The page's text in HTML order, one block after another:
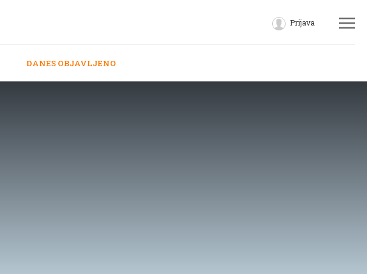
Prijava
DANES OBJAVLJENO